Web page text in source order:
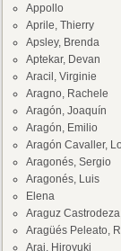
Appollo
Aprile, Thierry
Apsley, Brenda
Aptekar, Devan
Aracil, Virginie
Aragno, Rachele
Aragón, Joaquín
Aragón, Emilio
Aragón Cavaller,
Aragonés, Sergio
Aragonés, Luis
Elena
Araguz
Aragüés Peleato,
Arai, Hiroyuki